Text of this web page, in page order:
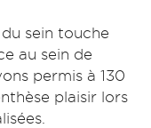
du sein touche
au sein de
permis à 130
plaisir lors